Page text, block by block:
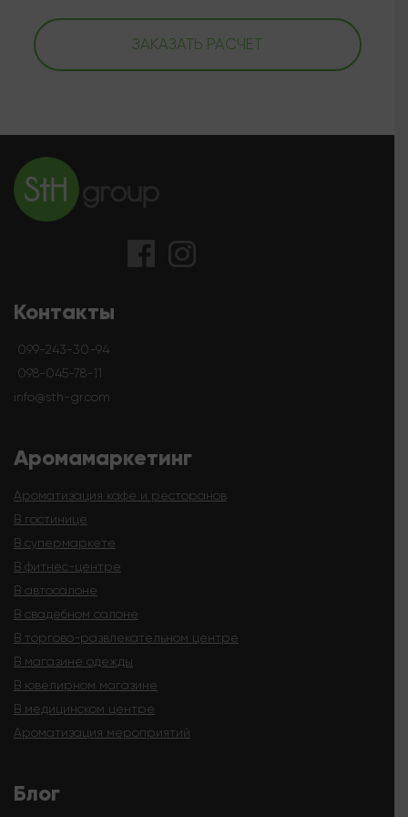
ЗАКАЗАТЬ РАСЧЕТ
Контакты
099-243-30-94
098-045-78-11
info@sth-gr.com
Аромамаркетинг
Ароматизация кафе и ресторанов
В гостинице
В супермаркете
В фитнес-центре
В автосалоне
В свадебном салоне
В торгово-развлекательном центре
В магазине одежды
В ювелирном магазине
В медицинском центре
Ароматизация мероприятий
Блог